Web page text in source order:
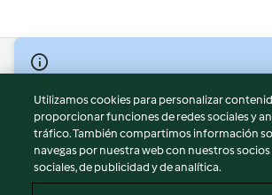
© Copyright 2026
Términos de uso
Política de privacidad
Aviso legal
Información legal
Utilizamos cookies para personalizar
proporcionar funciones de redes sociales y
tráfico. También compartimos información
navegas por nuestra web con nuestros socios
sociales, de publicidad y de analítica.